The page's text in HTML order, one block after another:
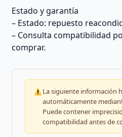
Estado y garantía
– Estado: repuesto
– Consulta compatibilidad
comprar.
La siguiente información
automáticamente
Puede contener
compatibilidad antes de